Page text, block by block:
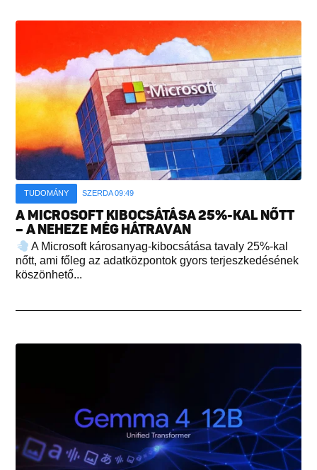
TUDOMÁNY SZERDA 09:49
A MICROSOFT KIBOCSÁTÁSA 25%-KAL NŐTT
– A NEHEZE MÉG HÁTRAVAN
A Microsoft károsanyag-kibocsátása tavaly 25%-kal
nőtt, ami főleg az adatközpontok gyors terjeszkedésének
köszönhető...